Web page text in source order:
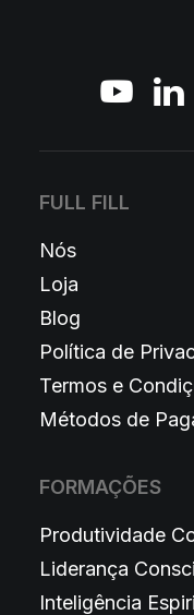
FULL FILL
Nós
Loja
Blog
Política de
Termos e
Métodos de
FORMAÇÕES
Produtividade
Liderança
Inteligência